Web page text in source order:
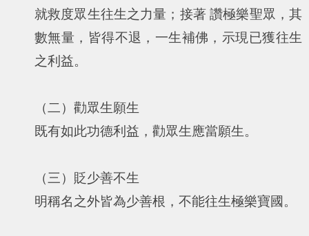
就救度眾生往生之力量；接著 讚極樂聖眾，其
數無量，皆得不退，一生補佛，示現已獲往生
之利益。
（二）勸眾生願生
既有如此功德利益，勸眾生應當願生。
（三）貶少善不生
明稱名之外皆為少善根，不能往生極樂寶國。